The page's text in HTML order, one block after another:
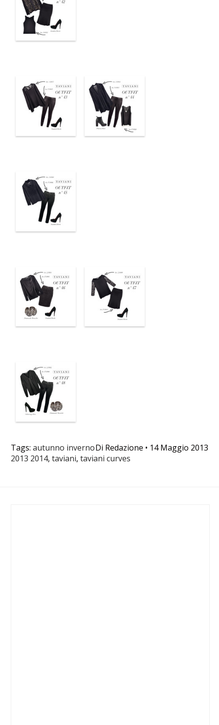
Di Redazione • 14 Maggio 2013
Tags:autunno inverno
2013 2014,taviani,taviani curves